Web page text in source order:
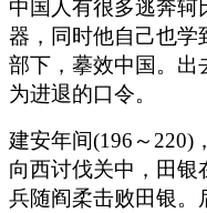
中国人有很多逃奔
器，同时他自己也学
部下，摹效中国。出
为进退的口令。
建安年间(196～220)
向西讨伐关中，田
兵随阎柔击败田银。